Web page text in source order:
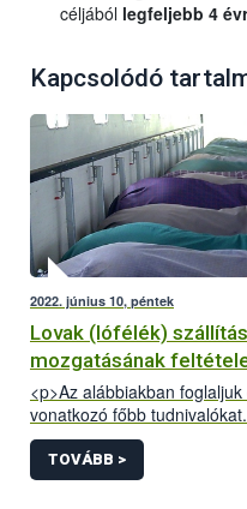
céljából legfeljebb 4
Kapcsolódó
2022. június 10, péntek
Lovak (lófélék)
mozgatásának
<p>Az alábbiakban
vonatkozó főbb
Kárpát-medencei lovas
TOVÁBB >